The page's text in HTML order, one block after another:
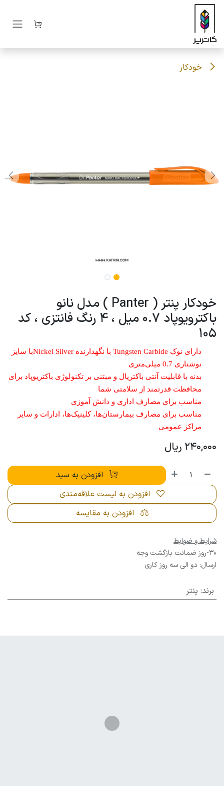
صرف نظر و مشاهده محتوا
خودکار
خودکار پنتر ( Panter ) مدل نانو
باکترویوپاد 0.7 میل ، 4 رنگ فانتزی ، کد
105
دارای نوک Tungsten Carbide با نگهدارنده Nickel Silverبا سایز
نوشتاری 0.7 میلی‌متری
بدنه با قابلیت آنتی باکتریال و مبتنی بر تکنولوژی باکتریوپاد برای
محافظت قدرتمند از سلامتی شما
مناسب برای مصارف اداری و دانش آموزی
مناسب برای مصارف بیمارستان‌ها، کلینیک‌ها، ادارات و سایر
مراکز عمومی
240,000 ریال
افزودن به سبد
افزودن به مقایسه
افزودن به لیست علاقه‌مندی
شرایط و ضوابط
30-روز ضمانت بازگشت وجه
ارسال: دو الی سه روز کاری
برند: پنتر